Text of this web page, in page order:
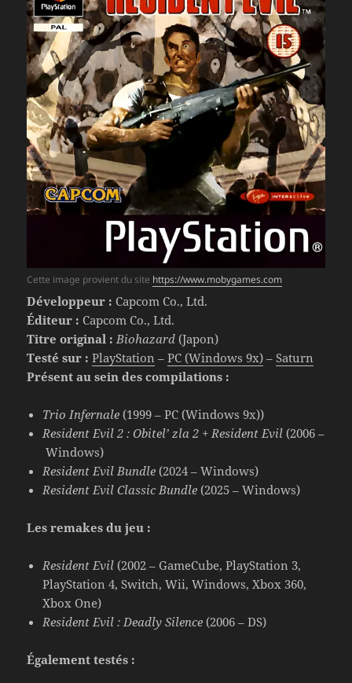
Cette image provient du site https://www.mobygames.com
Développeur : Capcom Co., Ltd.
Éditeur : Capcom Co., Ltd.
Titre original : Biohazard (Japon)
Testé sur : PlayStation –PC (Windows 9x) –Saturn
Présent au sein des compilations :
Trio Infernale (1999 – PC (Windows 9x))
Resident Evil 2 : Obitel’ zla 2 + Resident Evil (2006 –
Windows)
Resident Evil Bundle (2024 – Windows)
Resident Evil Classic Bundle (2025 – Windows)
Les remakes du jeu :
Resident Evil (2002 – GameCube, PlayStation 3,
PlayStation 4, Switch, Wii, Windows, Xbox 360,
Xbox One)
Resident Evil : Deadly Silence (2006 – DS)
Également testés :